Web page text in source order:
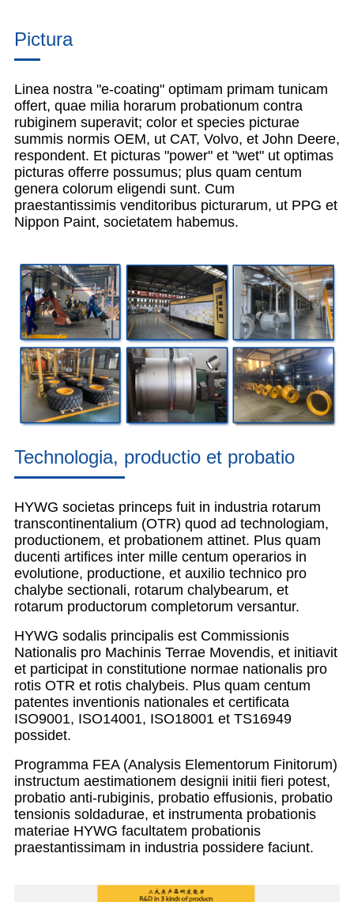
Pictura
Linea nostra "e-coating" optimam primam tunicam
offert, quae milia horarum probationum contra
rubiginem superavit; color et species picturae
summis normis OEM, ut CAT, Volvo, et John Deere,
respondent. Et picturas "power" et "wet" ut optimas
picturas offerre possumus; plus quam centum
genera colorum eligendi sunt. Cum
praestantissimis venditoribus picturarum, ut PPG et
Nippon Paint, societatem habemus.
Technologia, productio et probatio
HYWG societas princeps fuit in industria rotarum
transcontinentalium (OTR) quod ad technologiam,
productionem, et probationem attinet. Plus quam
ducenti artifices inter mille centum operarios in
evolutione, productione, et auxilio technico pro
chalybe sectionali, rotarum chalybearum, et
rotarum productorum completorum versantur.
HYWG sodalis principalis est Commissionis
Nationalis pro Machinis Terrae Movendis, et initiavit
et participat in constitutione normae nationalis pro
rotis OTR et rotis chalybeis. Plus quam centum
patentes inventionis nationales et certificata
ISO9001, ISO14001, ISO18001 et TS16949
possidet.
Programma FEA (Analysis Elementorum Finitorum)
instructum aestimationem designii initii fieri potest,
probatio anti-rubiginis, probatio effusionis, probatio
tensionis soldadurae, et instrumenta probationis
materiae HYWG facultatem probationis
praestantissimam in industria possidere faciunt.